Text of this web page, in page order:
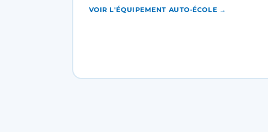
VOIR L'ÉQUIPEMENT AUTO-ÉCOLE →